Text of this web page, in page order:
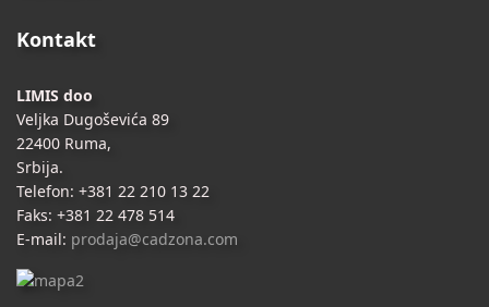
Kontakt
LIMIS doo
Veljka Dugoševića 89
22400 Ruma,
Srbija.
Telefon: +381 22 210 13 22
Faks: +381 22 478 514
E-mail: prodaja@cadzona.com